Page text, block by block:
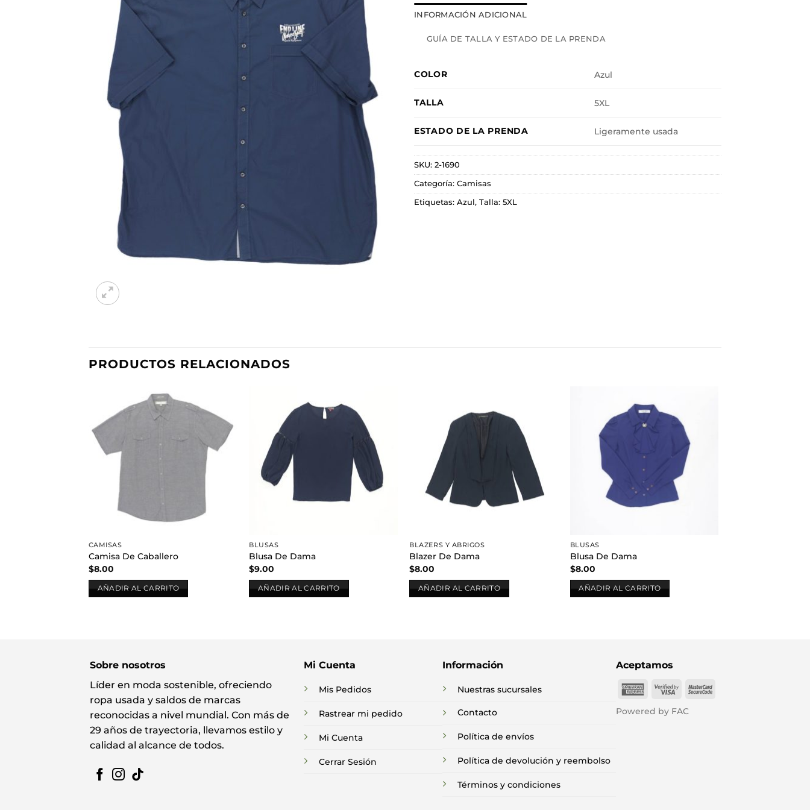
INFORMACIÓN ADICIONAL
GUÍA DE TALLA Y ESTADO DE LA PRENDA
COLOR Azul
TALLA 5XL
ESTADO DE LA PRENDA Ligeramente usada
SKU: 2-1690
Categoría: Camisas
Etiquetas: Azul, Talla: 5XL
PRODUCTOS RELACIONADOS
Añadir
lista de
deseos
CAMISAS
Camisa De Caballero
$8.00
AÑADIR AL CARRITO
Añadir
lista de
deseos
BLUSAS
Blusa De Dama
$9.00
AÑADIR AL CARRITO
lista de
deseos
BLAZERS Y ABRIGOS
Blazer De Dama
$8.00
AÑADIR AL CARRITO
lista de
deseos
BLUSAS
Blusa De Dama
$8.00
AÑADIR AL CARRITO
Sobre nosotros
Líder en moda sostenible, ofreciendo
ropa usada y saldos de marcas
reconocidas a nivel mundial. Con más de
29 años de trayectoria, llevamos estilo y
calidad al alcance de todos.
Mi Cuenta
Mis Pedidos
Rastrear mi pedido
Mi Cuenta
Cerrar Sesión
Información
Nuestras sucursales
Contacto
Política de envíos
Política de devolución y reembolso
Términos y condiciones
Aceptamos
American
Visa
MasterCard
Powered by FAC